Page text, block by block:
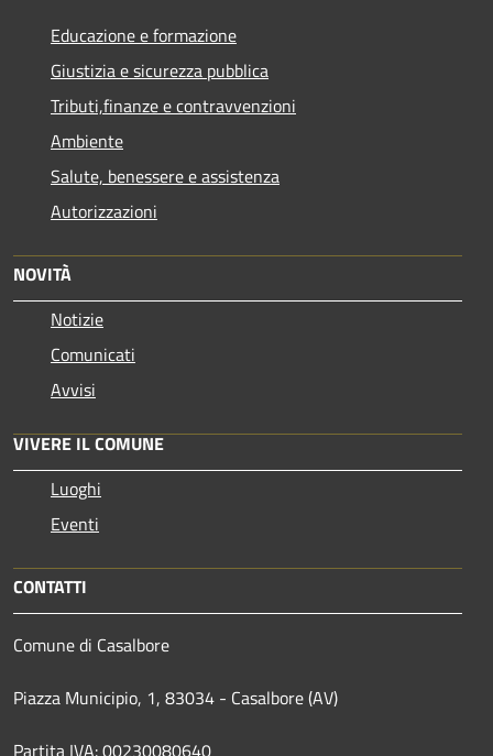
Educazione e formazione
Giustizia e sicurezza pubblica
Tributi,finanze e contravvenzioni
Ambiente
Salute, benessere e assistenza
Autorizzazioni
NOVITÀ
Notizie
Comunicati
Avvisi
VIVERE IL COMUNE
Luoghi
Eventi
CONTATTI
Comune di Casalbore
Piazza Municipio, 1, 83034 - Casalbore (AV)
Partita IVA: 00230080640